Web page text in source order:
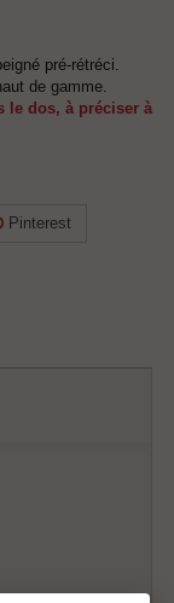
pré-rétréci.
de gamme.
le dos, à préciser à
Pinterest